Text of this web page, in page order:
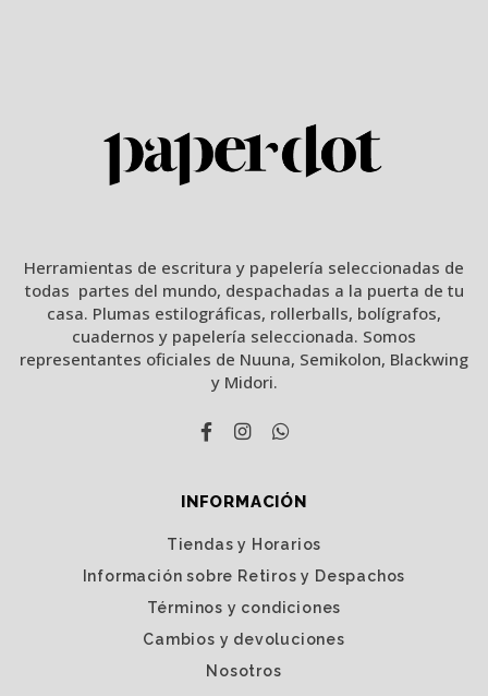
Herramientas de escritura y papelería seleccionadas de
todas partes del mundo, despachadas a la puerta de tu
casa. Plumas estilográficas, rollerballs, bolígrafos,
cuadernos y papelería seleccionada. Somos
representantes oficiales de Nuuna, Semikolon, Blackwing
y Midori.
INFORMACIÓN
Tiendas y Horarios
Información sobre Retiros y Despachos
Términos y condiciones
Cambios y devoluciones
Nosotros